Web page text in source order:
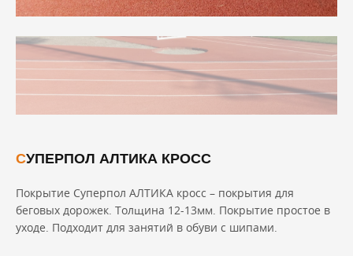
СУПЕРПОЛ АЛТИКА КРОСС
Покрытие Суперпол АЛТИКА кросс – покрытия для
беговых дорожек. Толщина 12-13мм. Покрытие простое в
уходе. Подходит для занятий в обуви с шипами.